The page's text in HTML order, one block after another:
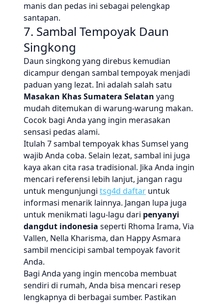
manis dan pedas ini sebagai pelengkap
santapan.
7. Sambal Tempoyak Daun
Singkong
Daun singkong yang direbus kemudian
dicampur dengan sambal tempoyak menjadi
paduan yang lezat. Ini adalah salah satu
Masakan Khas Sumatera Selatan yang
mudah ditemukan di warung-warung makan.
Cocok bagi Anda yang ingin merasakan
sensasi pedas alami.
Itulah 7 sambal tempoyak khas Sumsel yang
wajib Anda coba. Selain lezat, sambal ini juga
kaya akan cita rasa tradisional. Jika Anda ingin
mencari referensi lebih lanjut, jangan ragu
untuk mengunjungi tsg4d daftar untuk
informasi menarik lainnya. Jangan lupa juga
untuk menikmati lagu-lagu dari penyanyi
dangdut indonesia seperti Rhoma Irama, Via
Vallen, Nella Kharisma, dan Happy Asmara
sambil mencicipi sambal tempoyak favorit
Anda.
Bagi Anda yang ingin mencoba membuat
sendiri di rumah, Anda bisa mencari resep
lengkapnya di berbagai sumber. Pastikan